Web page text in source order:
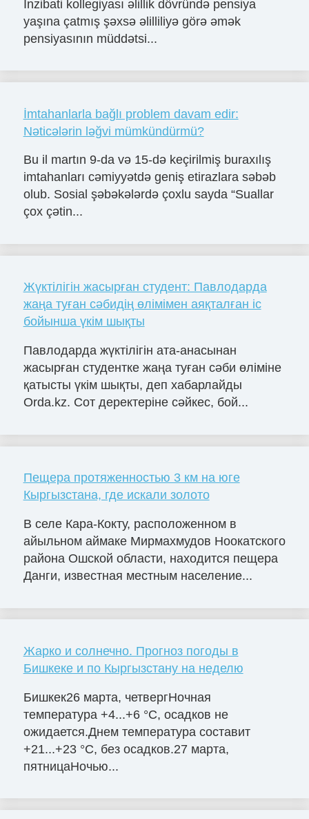
İnzibati kollegiyası əlillik dövründə pensiya
yaşına çatmış şəxsə əlilliliyə görə əmək
pensiyasının müddətsi...
İmtahanlarla bağlı problem davam edir:
Nəticələrin ləğvi mümkündürmü?
Bu il martın 9-da və 15-də keçirilmiş buraxılış
imtahanları cəmiyyətdə geniş etirazlara səbəb
olub. Sosial şəbəkələrdə çoxlu sayda “Suallar
çox çətin...
Жүктілігін жасырған студент: Павлодарда
жаңа туған сәбидің өлімімен аяқталған іс
бойынша үкім шықты
Павлодарда жүктілігін ата-анасынан
жасырған студентке жаңа туған сәби өліміне
қатысты үкім шықты, деп хабарлайды
Orda.kz. Сот деректеріне сәйкес, бой...
Пещера протяженностью 3 км на юге
Кыргызстана, где искали золото
В селе Кара-Кокту, расположенном в
айыльном аймаке Мирмахмудов Ноокатского
района Ошской области, находится пещера
Данги, известная местным население...
Жарко и солнечно. Прогноз погоды в
Бишкеке и по Кыргызстану на неделю
Бишкек26 марта, четвергНочная
температура +4...+6 °C, осадков не
ожидается.Днем температура составит
+21...+23 °C, без осадков.27 марта,
пятницаНочью...